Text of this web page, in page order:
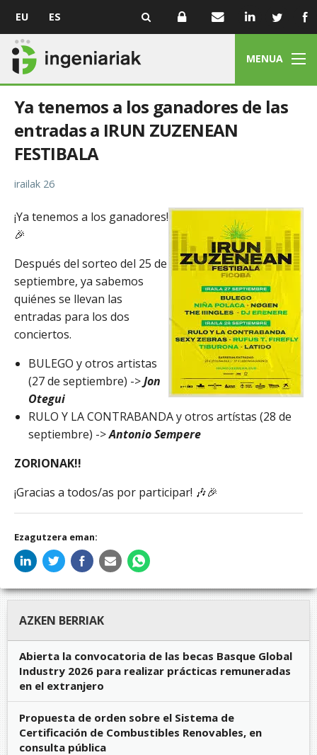
EU ES
MENUA
Ya tenemos a los ganadores de las
entradas a IRUN ZUZENEAN
FESTIBALA
irailak 26
¡Ya tenemos a los ganadores!
🎉
Después del sorteo del 25 de
septiembre, ya sabemos
quiénes se llevan las
entradas para los dos
conciertos.
BULEGO y otros artistas
(27 de septiembre) ->Jon
Otegui
RULO Y LA CONTRABANDA y otros artístas (28 de
septiembre) ->Antonio Sempere
ZORIONAK!!
¡Gracias a todos/as por participar! 🎶🎉
Ezagutzera eman:
AZKEN BERRIAK
Abierta la convocatoria de las becas Basque Global
Industry 2026 para realizar prácticas remuneradas
en el extranjero
Propuesta de orden sobre el Sistema de
Certificación de Combustibles Renovables, en
consulta pública